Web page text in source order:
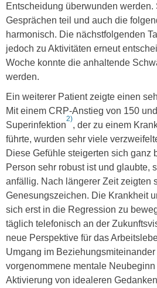
Entscheidung überwunden werden.
Gesprächen teil und auch die
harmonisch. Die nächstfolgenden
jedoch zu Aktivitäten erneut
Woche konnte die anhaltende
werden.
Ein weiterer Patient zeigte einen
Mit einem CRP-Anstieg von 150
Superinfektion
2)
, der zu einem
führte, wurden sehr viele
Diese Gefühle steigerten sich ganz
Person sehr robust ist und glaubte,
anfällig. Nach längerer Zeit zeigten
Genesungszeichen. Die Krankheit
sich erst in die Regression zu
täglich telefonisch an der
neue Perspektive für das
Umgang im
vorgenommene mentale
Aktivierung von idealeren